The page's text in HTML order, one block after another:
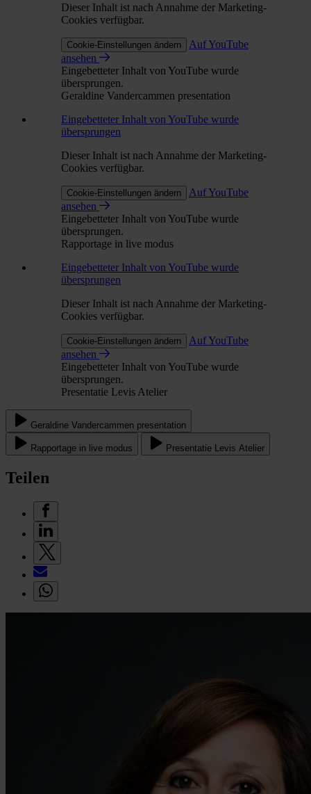
Dieser Inhalt ist nach Annahme der Marketing-
Cookies verfügbar.
Cookie-Einstellungen ändern
Auf YouTube
ansehen
Eingebetteter Inhalt von YouTube wurde
übersprungen.
Geraldine Vandercammen presentation
Eingebetteter Inhalt von YouTube wurde
übersprungen
Dieser Inhalt ist nach Annahme der Marketing-
Cookies verfügbar.
Cookie-Einstellungen ändern
Auf YouTube
ansehen
Eingebetteter Inhalt von YouTube wurde
übersprungen.
Rapportage in live modus
Eingebetteter Inhalt von YouTube wurde
übersprungen
Dieser Inhalt ist nach Annahme der Marketing-
Cookies verfügbar.
Cookie-Einstellungen ändern
Auf YouTube
ansehen
Eingebetteter Inhalt von YouTube wurde
übersprungen.
Presentatie Levis Atelier
Geraldine Vandercammen presentation
Rapportage in live modus Presentatie Levis Atelier
Teilen